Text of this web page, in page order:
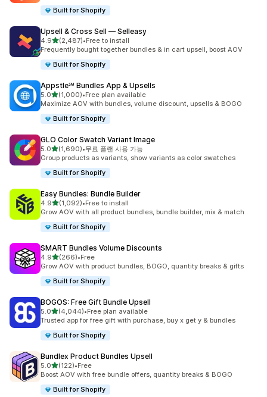
Built for Shopify
Upsell & Cross Sell — Selleasy
4.9별 5개 중
(2,487)
총 리뷰 2487개
•Free to install
Frequently bought together bundles & in cart upsell, boost AOV
Built for Shopify
Appstle℠ Bundles App & Upsells
5.0별 5개 중
(1,000)
총 리뷰 1000개
•Free plan available
Maximize AOV with bundles, volume discount, upsells & BOGO
Built for Shopify
GLO Color Swatch Variant Image
5.0별 5개 중
(1,690)
총 리뷰 1690개
•무료 플랜 사용 가능
Group products as variants, show variants as color swatches
Built for Shopify
Easy Bundles: Bundle Builder
4.9별 5개 중
(1,092)
총 리뷰 1092개
•Free to install
Grow AOV with all product bundles, bundle builder, mix & match
Built for Shopify
SMART Bundles Volume Discounts
4.9별 5개 중
(266)
총 리뷰 266개
•Free
Grow AOV with product bundles, BOGO, quantity breaks & gifts
Built for Shopify
BOGOS: Free Gift Bundle Upsell
5.0별 5개 중
(4,044)
총 리뷰 4044개
•Free plan available
Trusted app for free gift with purchase, buy x get y & bundles
Built for Shopify
Bundlex Product Bundles Upsell
5.0별 5개 중
(122)
총 리뷰 122개
•Free
Boost AOV with free bundle offers, quantity breaks & BOGO
Built for Shopify